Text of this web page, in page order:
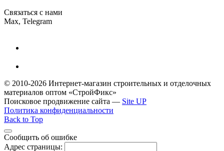
Связаться с нами
Max, Telegram
© 2010-2026 Интернет-магазин строительных и отделочных
материалов оптом «СтройФикс»
Поисковое продвижение сайта — Site UP
Политика конфиденциальности
Back to Top
Сообщить об ошибке
Адрес страницы: